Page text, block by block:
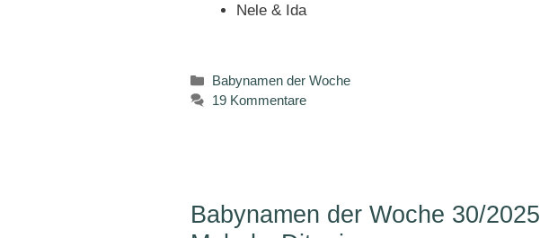
Nele & Ida
Kategorien
Babynamen der Woche
19 Kommentare
Babynamen der Woche 30/